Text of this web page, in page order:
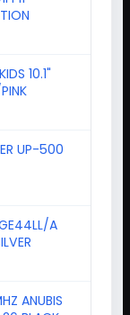
11"
10.1"
UP-500
A